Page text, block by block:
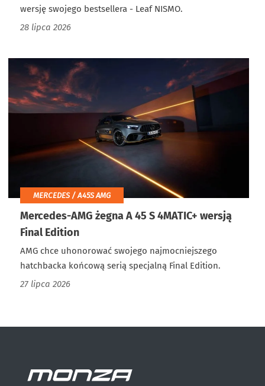
wersję swojego bestsellera - Leaf NISMO.
28 lipca 2026
MERCEDES / A45S AMG
Mercedes-AMG żegna A 45 S 4MATIC+ wersją
Final Edition
AMG chce uhonorować swojego najmocniejszego
hatchbacka końcową serią specjalną Final Edition.
27 lipca 2026